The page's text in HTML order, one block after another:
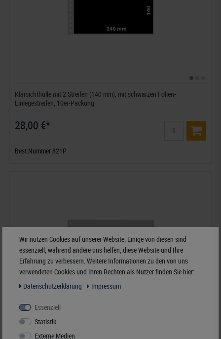
Klarsichthülle mit 2 Streifen (140 mm), mit schwarzen Folien-
Einlegestreifen, 10er-Packung
28,00 €*
Best.Nummer 821P
Wir nutzen Cookies auf unserer Website. Einige von diesen sind
essenziell, während andere uns helfen, diese Website und Ihre
Erfahrung zu verbessern. Weitere Informationen zu den von uns
verwendeten Cookies und Ihren Rechten als Nutzer finden Sie hier:
Daten­schutz­erklärung
Impressum
Essenziell
Statistik
Externe Medien